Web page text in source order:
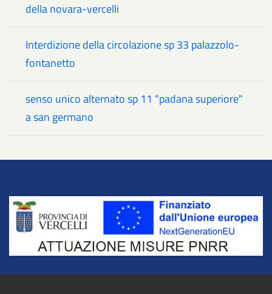
della novara-vercelli
Interdizione della circolazione sp 33 palazzolo-
fontanetto
senso unico alternato sp 11 "padana superiore"
a san germano
Title